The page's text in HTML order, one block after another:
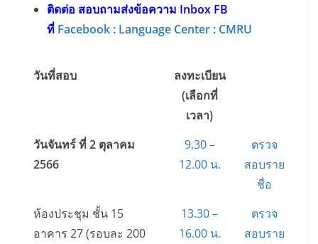
ติดต่อ สอบถามส่งข้อความ Inbox FB
ที่ Facebook : Language Center : CMRU
วันที่สอบ
ลงทะเบียน
(เลือกที่
เวลา)
วันจันทร์ ที่ 2 ตุลาคม
2566
9.30 –
12.00 น.
ตรวจ
สอบราย
ชื่อ
ห้องประชุม ชั้น 15
อาคาร 27 (รอบละ 200
13.30 –
16.00 น.
ตรวจ
สอบราย